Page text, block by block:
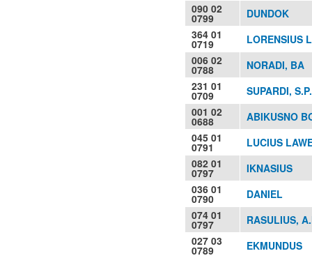
090 02
0799
DUNDOK
364 01
0719
LORENSIUS
006 02
0788
NORADI, BA
231 01
0709
SUPARDI, S.P.
001 02
0688
ABIKUSNO
045 01
0791
LUCIUS
082 01
0797
IKNASIUS
036 01
0790
DANIEL
074 01
0797
RASULIUS,
027 03
0789
EKMUNDUS